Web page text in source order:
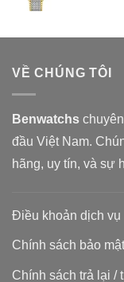
VỀ CHÚNG TÔI
Benwatchs
đầu Việt Nam.
hãng, uy tín, và sự
Điều khoản dịch vụ
Chính sách bảo mật
Chính sách trả lại /